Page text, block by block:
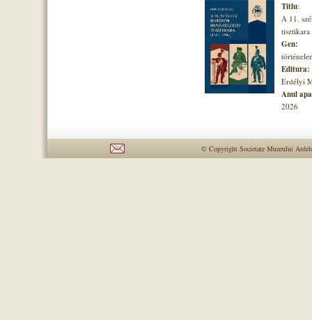
Titlu:
A 11.
tisztikara
Gen:
Editura:
Erdélyi
Anul
2026
© Copyright Societate Muzeului